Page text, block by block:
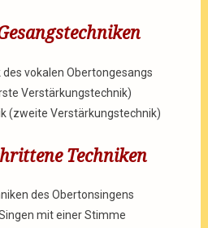
des vokalen Obertongesangs
Verstärkungstechnik)
(zweite Verstärkungstechnik)
Techniken
des Obertonsingens
mit einer Stimme